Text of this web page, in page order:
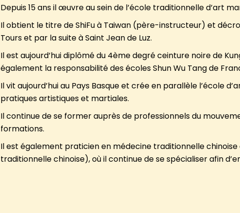
Depuis 15 ans il œuvre au sein de l’école traditionnelle d’art
Il obtient le titre de ShiFu à Taiwan (père-instructeur) et
Tours et par la suite à Saint Jean de Luz.
Il est aujourd’hui diplômé du 4ème degré ceinture noire de
également la responsabilité des écoles Shun Wu Tang de
Il vit aujourd’hui au Pays Basque et crée en parallèle l’école
pratiques artistiques et martiales.
Il continue de se former auprès de professionnels du
formations.
Il est également praticien en médecine traditionnelle
traditionnelle chinoise), où il continue de se spécialiser afin